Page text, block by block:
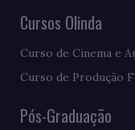
Cursos Olinda
Curso de Cinema e
Curso de Produção
Pós-Graduação